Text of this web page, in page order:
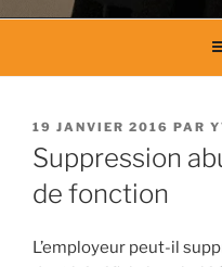
PUBLIÉ
LE
19 JANVIER 2016 PAR
Suppression
de fonction
L’employeur peut-il